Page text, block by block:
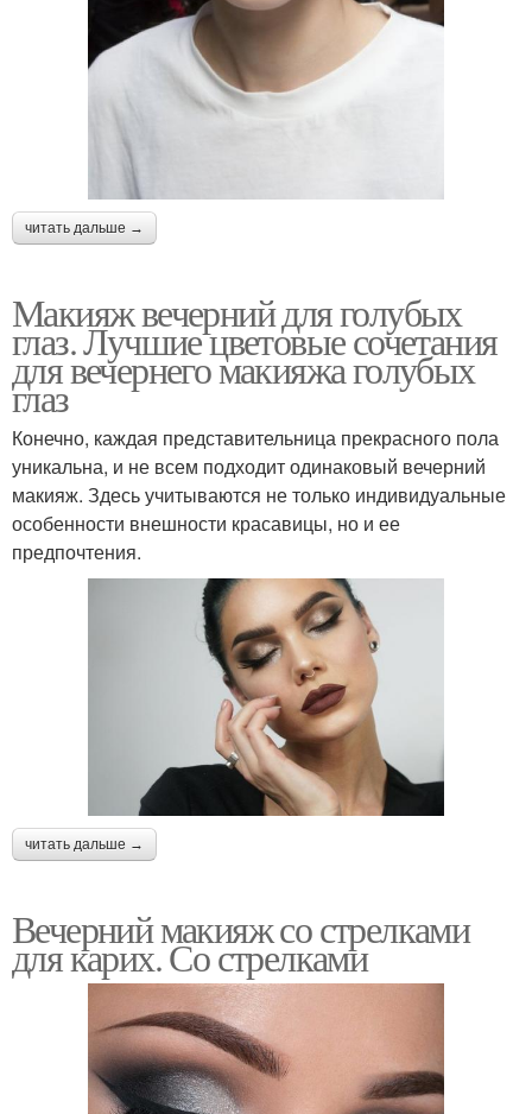
читать дальше →
Макияж вечерний для голубых
глаз. Лучшие цветовые сочетания
для вечернего макияжа голубых
глаз
Конечно, каждая представительница прекрасного пола
уникальна, и не всем подходит одинаковый вечерний
макияж. Здесь учитываются не только индивидуальные
особенности внешности красавицы, но и ее
предпочтения.
читать дальше →
Вечерний макияж со стрелками
для карих. Со стрелками